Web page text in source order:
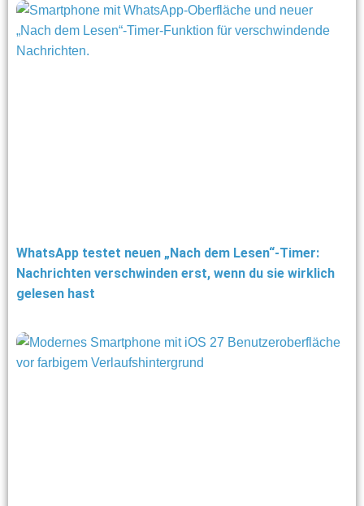
WhatsApp testet neuen „Nach dem Lesen“-Timer:
Nachrichten verschwinden erst, wenn du sie wirklich
gelesen hast